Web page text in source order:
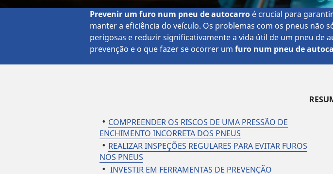
Prevenir um furo num pneu de autocarroé crucial para
manter a eficiência do veículo. Os problemas com os pneus
perigosas e reduzir significativamente a vida útil de um pneu de
prevenção e o que fazer se ocorrer um furo num pneu de
COMPREENDER OS RISCOS DE UMA PRESSÃO DE
ENCHIMENTO INCORRETA DOS PNEUS
REALIZAR INSPEÇÕES REGULARES PARA EVITAR FUROS
NOS PNEUS
INVESTIR EM FERRAMENTAS DE PREVENÇÃO